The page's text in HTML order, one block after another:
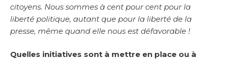
citoyens. Nous sommes à cent pour cent pour la
liberté politique, autant que pour la liberté de la
presse, même quand elle nous est défavorable !
Quelles initiatives sont à mettre en place ou à